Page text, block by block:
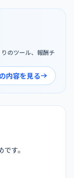
のツール、報酬チ
内容を見る
す。